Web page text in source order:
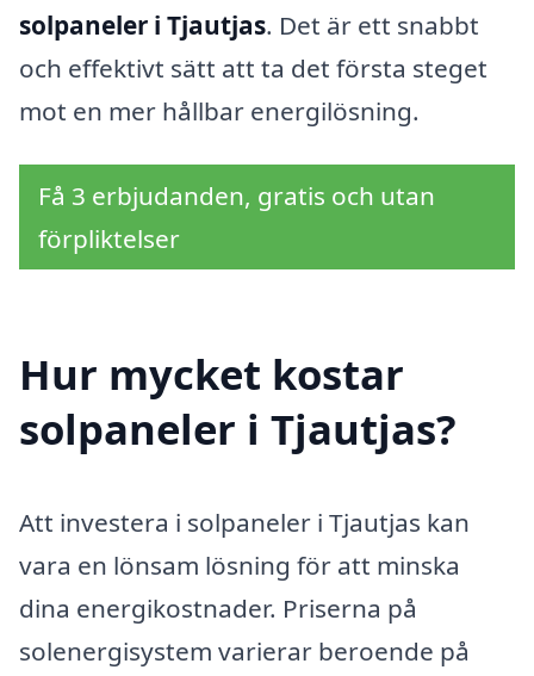
solpaneler i Tjautjas. Det är ett snabbt
och effektivt sätt att ta det första steget
mot en mer hållbar energilösning.
Få 3 erbjudanden, gratis och utan
förpliktelser
Hur mycket kostar
solpaneler i Tjautjas?
Att investera i solpaneler i Tjautjas kan
vara en lönsam lösning för att minska
dina energikostnader. Priserna på
solenergisystem varierar beroende på